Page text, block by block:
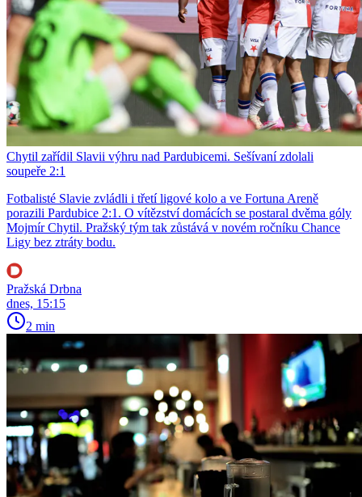
Chytil zařídil Slavii výhru nad Pardubicemi. Sešívaní zdolali
soupeře 2:1
Fotbalisté Slavie zvládli i třetí ligové kolo a ve Fortuna Areně
porazili Pardubice 2:1. O vítězství domácích se postaral dvěma góly
Mojmír Chytil. Pražský tým tak zůstává v novém ročníku Chance
Ligy bez ztráty bodu.
Pražská Drbna
dnes, 15:15
2 min